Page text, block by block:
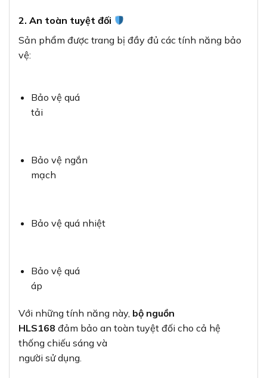
2. An toàn tuyệt đối
Sản phẩm được trang bị đầy đủ các tính năng bảo
vệ:
Bảo vệ quá
tải
Bảo vệ ngắn
mạch
Bảo vệ quá nhiệt
Bảo vệ quá
áp
Với những tính năng này, bộ nguồn
HLS168 đảm bảo an toàn tuyệt đối cho cả hệ
thống chiếu sáng và
người sử dụng.